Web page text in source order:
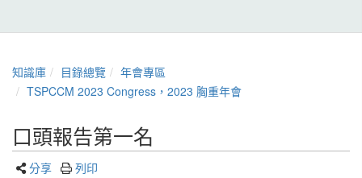
知識庫 目錄總覽
年會專區
TSPCCM 2023 Congress，2023 胸重年會
口頭報告第一名
分享 列印